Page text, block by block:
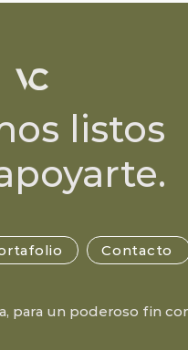
listos
Contacto
para un poderoso fin